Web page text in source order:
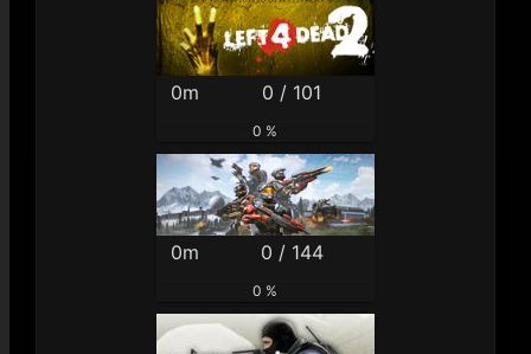
0m 0 / 101
0 %
0m 0 / 144
0 %